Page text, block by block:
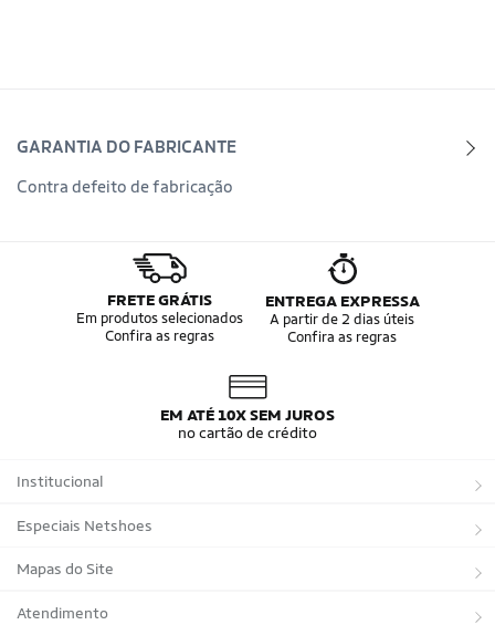
GARANTIA DO FABRICANTE
Contra defeito de fabricação
FRETE GRÁTIS
Em produtos selecionados
Confira as regras
ENTREGA EXPRESSA
A partir de 2 dias úteis
Confira as regras
EM ATÉ 10X SEM JUROS
no cartão de crédito
Institucional
Sobre a Netshoes
Política de Privacidade
Programa de Afiliados
Especiais Netshoes
Suplementos
Corrida
Mapas do Site
Marcas
Atendimento